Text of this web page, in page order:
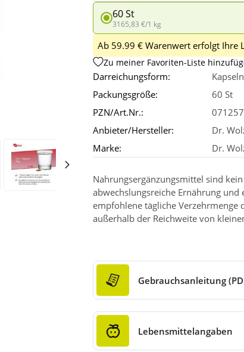
60 St
3165,83 €/1 kg
Ab 59.99 € Warenwert erfolgt Ihre
Zu meiner Favoriten-Liste
Darreichungsform:
Kapseln
Packungsgröße:
60 St
PZN/Art.Nr.:
Anbieter/Hersteller:
Dr.
Marke:
Dr.
Nahrungsergänzungsmittel sind
abwechslungsreiche Ernährung und
empfohlene tägliche
außerhalb der Reichweite von
Gebrauchsanleitung
Lebensmittelangaben